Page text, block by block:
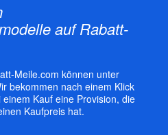
auf Rabatt-
Meile.com können unter
bekommen nach einem Klick
Kauf eine Provision, die
Kaufpreis hat.